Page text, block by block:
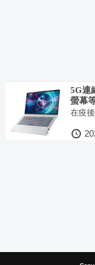
5G連
螢幕
在疫